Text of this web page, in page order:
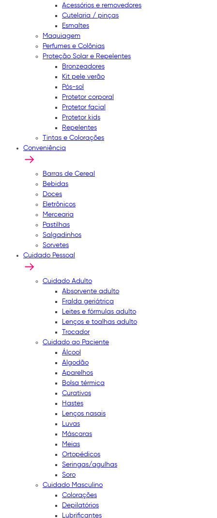
Acessórios e removedores
Cutelaria / pinças
Esmaltes
Maquiagem
Perfumes e Colônias
Proteção Solar e Repelentes
Bronzeadores
Kit pele verão
Pós-sol
Protetor corporal
Protetor facial
Protetor kids
Repelentes
Tintas e Colorações
Conveniência
Barras de Cereal
Bebidas
Doces
Eletrônicos
Mercearia
Pastilhas
Salgadinhos
Sorvetes
Cuidado Pessoal
Cuidado Adulto
Absorvente adulto
Fralda geriátrica
Leites e fórmulas adulto
Lenços e toalhas adulto
Trocador
Cuidado ao Paciente
Álcool
Algodão
Aparelhos
Bolsa térmica
Curativos
Hastes
Lenços nasais
Luvas
Máscaras
Meias
Ortopédicos
Seringas/agulhas
Soro
Cuidado Masculino
Colorações
Depilatórios
Lubrificantes